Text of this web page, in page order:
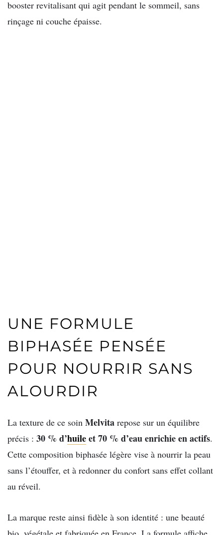
booster revitalisant qui agit pendant le sommeil, sans
rinçage ni couche épaisse.
UNE FORMULE
BIPHASÉE PENSÉE
POUR NOURRIR SANS
ALOURDIR
La texture de ce soin Melvita repose sur un équilibre
précis : 30 % d’huileet 70 % d’eau enrichie en actifs.
Cette composition biphasée légère vise à nourrir la peau
sans l’étouffer, et à redonner du confort sans effet collant
au réveil.
La marque reste ainsi fidèle à son identité : une beauté